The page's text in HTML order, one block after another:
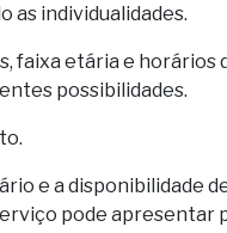
individualidades.
etária e horários
possibilidades.
e a disponibilidade
pode